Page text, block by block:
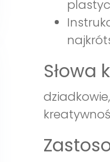
Słowa